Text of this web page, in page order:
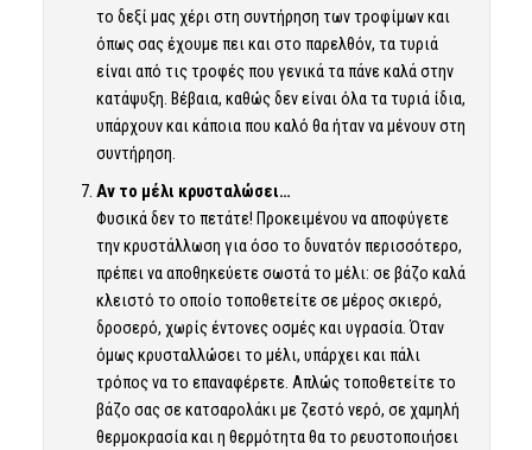
το δεξί μας χέρι στη συντήρηση των τροφίμων και
όπως σας έχουμε πει και στο παρελθόν, τα τυριά
είναι από τις τροφές που γενικά τα πάνε καλά στην
κατάψυξη. Βέβαια, καθώς δεν είναι όλα τα τυριά ίδια,
υπάρχουν και κάποια που καλό θα ήταν να μένουν στη
συντήρηση.
Αν το μέλι κρυσταλώσει…
Φυσικά δεν το πετάτε! Προκειμένου να αποφύγετε
την κρυστάλλωση για όσο το δυνατόν περισσότερο,
πρέπει να αποθηκεύετε σωστά το μέλι: σε βάζο καλά
κλειστό το οποίο τοποθετείτε σε μέρος σκιερό,
δροσερό, χωρίς έντονες οσμές και υγρασία. Όταν
όμως κρυσταλλώσει το μέλι, υπάρχει και πάλι
τρόπος να το επαναφέρετε. Απλώς τοποθετείτε το
βάζο σας σε κατσαρολάκι με ζεστό νερό, σε χαμηλή
θερμοκρασία και η θερμότητα θα το ρευστοποιήσει